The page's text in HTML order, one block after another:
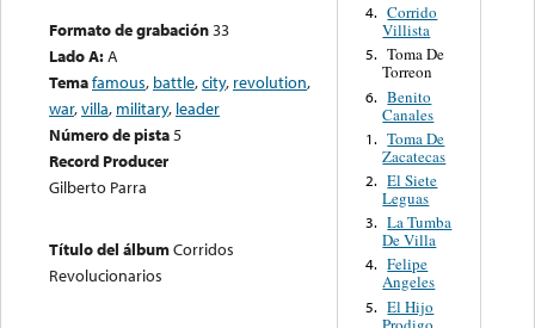
Formato de grabación33
Lado A:A
Temafamous, battle,city, revolution,
war,villa, military, leader
Número de pista5
Record Producer
Gilberto Parra
Título del álbumCorridos
Revolucionarios
4. Corrido
Villista
5. Toma De
Torreon
6. Benito
Canales
1. Toma De
Zacatecas
2. El Siete
Leguas
3. La Tumba
De Villa
4. Felipe
Angeles
5. El Hijo